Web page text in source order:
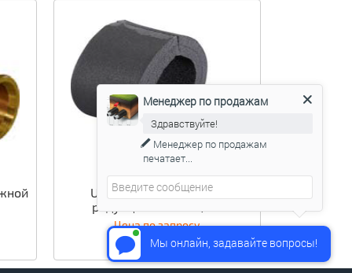
Аксессуары Ecoflex
Uponor Ecoflex кольцо
редукционное 140/90
Цена по запросу
Мы онлайн, задавайте вопросы!
Менеджер по продажам
Здравствуйте!
Менеджер по продажам
печатает...